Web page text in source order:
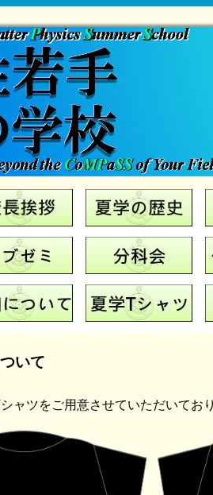
いて
ャツをご用意させていただいてお